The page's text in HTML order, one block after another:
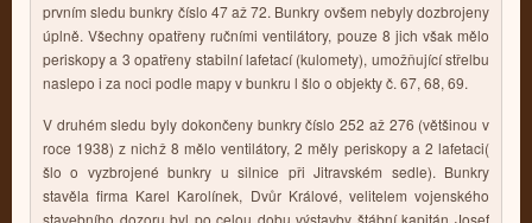
prvním sledu bunkry číslo 47 až 72. Bunkry ovšem nebyly dozbrojeny
úplně. Všechny opatřeny ručními ventilátory, pouze 8 jich však mělo
periskopy a 3 opatřeny stabilní lafetací (kulomety), umožňující střelbu
naslepo i za noci podle mapy v bunkru l šlo o objekty č. 67, 68, 69.
V druhém sledu byly dokončeny bunkry číslo 252 až 276 (většinou v
roce 1938) z nichž 8 mělo ventilátory, 2 měly periskopy a 2 lafetaci(
šlo o vyzbrojené bunkry u silnice při Jitravském sedle). Bunkry
stavěla firma Karel Karolínek, Dvůr Králové, velitelem vojenského
stavebního dozoru byl po celou dobu výstavby štábní kapitán Josef